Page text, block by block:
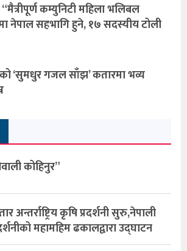
कम्युनिटी महिला भलिबल
नेपाल सहभागि हुने, १७ सदस्यीय टोली
‘सुमधुर गजल साँझ’ कतारमा भव्य
कोहिनुर”
अन्तर्राष्ट्रिय कृषि प्रदर्शनी सुरु,नेपाली
महामहिम ढकालद्वारा उद्घाटन